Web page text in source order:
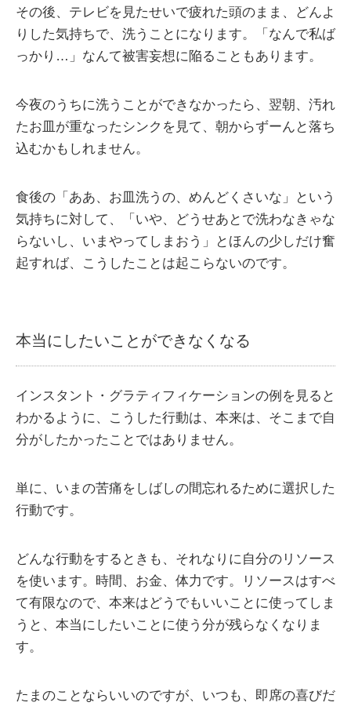
その後、テレビを見たせいで疲れた頭のまま、どんよ
りした気持ちで、洗うことになります。「なんで私ば
っかり…」なんて被害妄想に陥ることもあります。
今夜のうちに洗うことができなかったら、翌朝、汚れ
たお皿が重なったシンクを見て、朝からずーんと落ち
込むかもしれません。
食後の「ああ、お皿洗うの、めんどくさいな」という
気持ちに対して、「いや、どうせあとで洗わなきゃな
らないし、いまやってしまおう」とほんの少しだけ奮
起すれば、こうしたことは起こらないのです。
本当にしたいことができなくなる
インスタント・グラティフィケーションの例を見ると
わかるように、こうした行動は、本来は、そこまで自
分がしたかったことではありません。
単に、いまの苦痛をしばしの間忘れるために選択した
行動です。
どんな行動をするときも、それなりに自分のリソース
を使います。時間、お金、体力です。リソースはすべ
て有限なので、本来はどうでもいいことに使ってしま
うと、本当にしたいことに使う分が残らなくなりま
す。
たまのことならいいのですが、いつも、即席の喜びだ